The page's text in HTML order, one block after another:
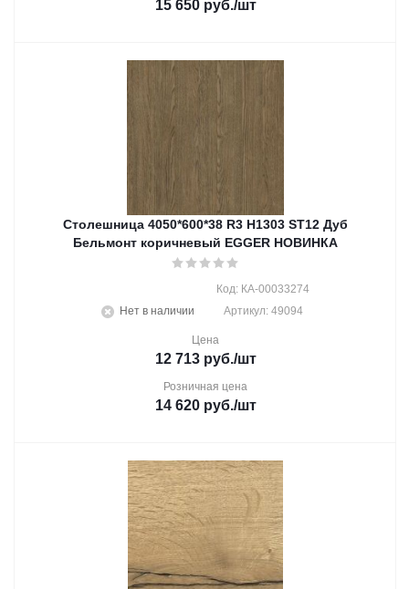
15 650руб./шт
Столешница 4050*600*38 R3 H1303 ST12 Дуб
Бельмонт коричневый EGGER НОВИНКА
Нет в наличии
Код: КА-00033274
Артикул: 49094
Цена
12 713руб./шт
Розничная цена
14 620руб./шт